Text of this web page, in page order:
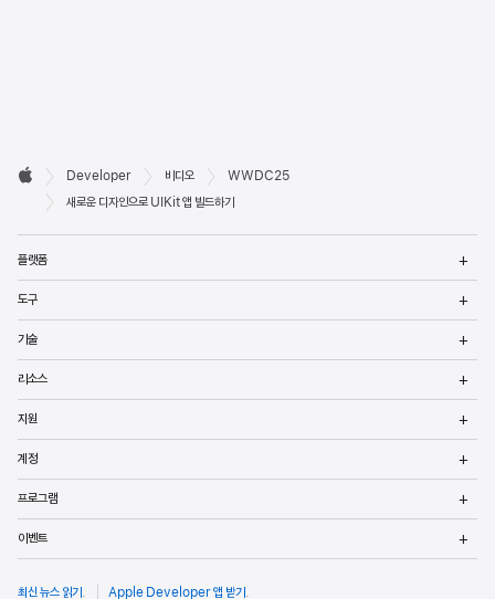
Developer
바닥글

Apple
Developer 비디오
WWDC25
새로운 디자인으로 UIKit 앱 빌드하기
플랫폼
도구
기술
리소스
지원
계정
프로그램
이벤트
최신 뉴스 읽기 . Apple Developer 앱 받기 .